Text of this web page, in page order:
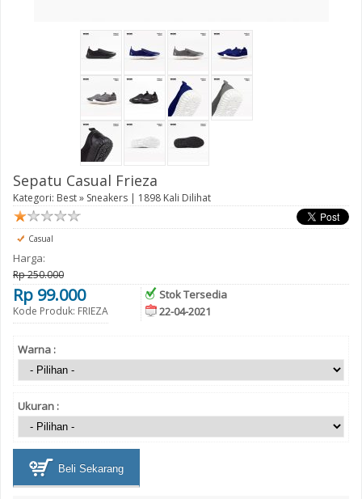
Sepatu Casual Frieza
Kategori: Best» Sneakers | 1898 Kali Dilihat
Casual
Harga:
Rp 250.000
Rp 99.000
Kode Produk: FRIEZA
Stok Tersedia
22-04-2021
Warna :
Ukuran :
Beli Sekarang